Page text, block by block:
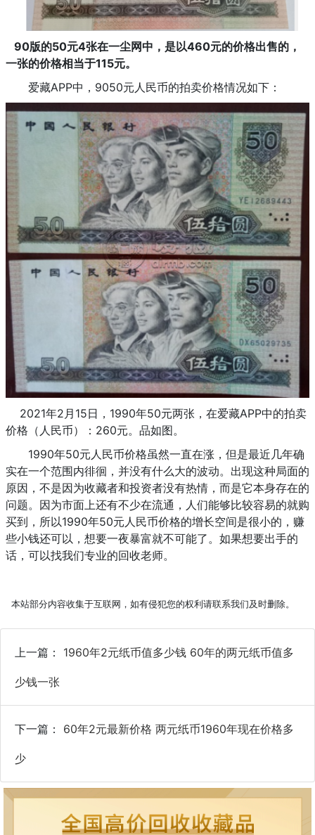
90版的50元4张在一尘网中，是以460元的价格出售的，
一张的价格相当于115元。
爱藏APP中，9050元人民币的拍卖价格情况如下：
2021年2月15日，1990年50元两张，在爱藏APP中的拍卖
价格（人民币）：260元。品如图。
1990年50元人民币价格虽然一直在涨，但是最近几年确
实在一个范围内徘徊，并没有什么大的波动。出现这种局面的
原因，不是因为收藏者和投资者没有热情，而是它本身存在的
问题。因为市面上还有不少在流通，人们能够比较容易的就购
买到，所以1990年50元人民币价格的增长空间是很小的，赚
些小钱还可以，想要一夜暴富就不可能了。如果想要出手的
话，可以找我们专业的回收老师。
本站部分内容收集于互联网，如有侵犯您的权利请联系我们及时删除。
上一篇： 1960年2元纸币值多少钱 60年的两元纸币值多
少钱一张
下一篇： 60年2元最新价格 两元纸币1960年现在价格多
少